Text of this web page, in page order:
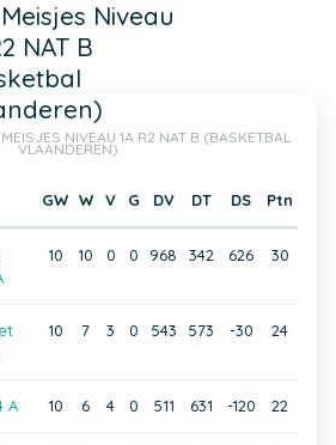
Meisjes Niveau
NAT B
NIVEAU 1A R2 NAT B (BASKETBAL
VLAANDEREN)
GW W V G DV DT DS Ptn
10 10 0 0 968 342 626 30
10 7 3 0 543 573 -30 24
A 10 6 4 0 511 631 -120 22